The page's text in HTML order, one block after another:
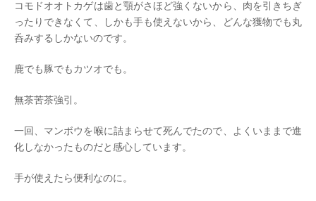
コモドオオトカゲは歯と顎がさほど強くないから、肉を引きちぎ
ったりできなくて、しかも手も使えないから、どんな獲物でも丸
呑みするしかないのです。
鹿でも豚でもカツオでも。
無茶苦茶強引。
一回、マンボウを喉に詰まらせて死んでたので、よくいままで進
化しなかったものだと感心しています。
手が使えたら便利なのに。